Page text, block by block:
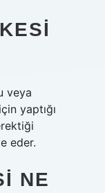
veya
yaptığı
eder.
NE